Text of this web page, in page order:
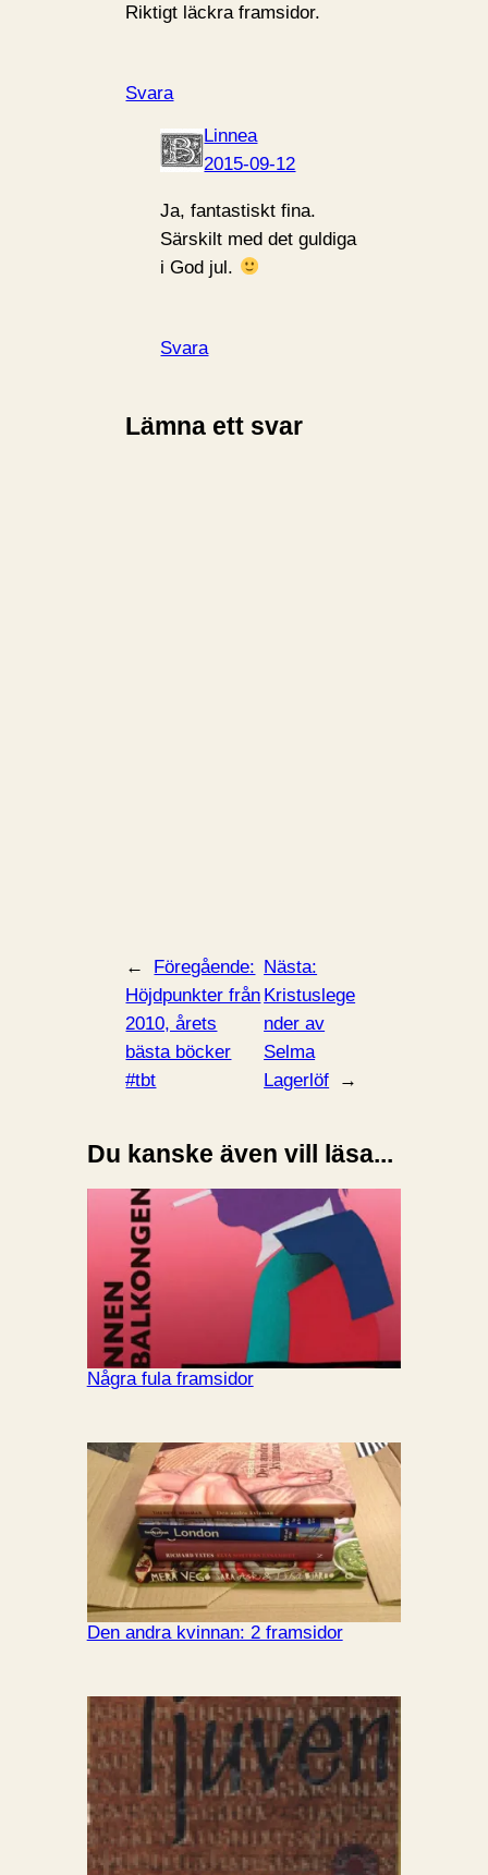
Riktigt läckra framsidor.
Svara
Linnea
2015-09-12
Ja, fantastiskt fina.
Särskilt med det guldiga
i God jul.
Svara
Lämna ett svar
←
Föregående:
Höjdpunkter från
2010, årets
bästa böcker
#tbt
Nästa:
Kristuslege
nder av
Selma
Lagerlöf
→
Du kanske även vill läsa...
Några fula framsidor
Den andra kvinnan: 2 framsidor